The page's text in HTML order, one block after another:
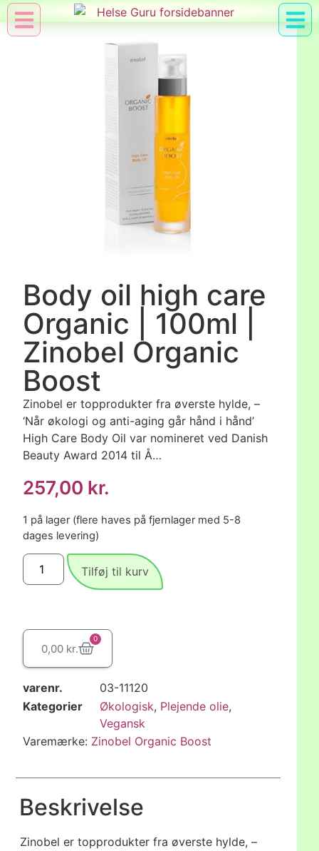
Body oil high care
Organic | 100ml |
Zinobel Organic
Boost
Zinobel er topprodukter fra øverste hylde, –
‘Når økologi og anti-aging går hånd i hånd’
High Care Body Oil var nomineret ved Danish
Beauty Award 2014 til Å…
257,00 kr.
1 på lager (flere haves på fjernlager med 5-8
dages levering)
Tilføj til kurv
0,00 kr.
0
varenr.
03-11120
Kategorier
Økologisk, Plejende olie,
Vegansk
Varemærke: Zinobel Organic Boost
Beskrivelse
Zinobel er topprodukter fra øverste hylde, –